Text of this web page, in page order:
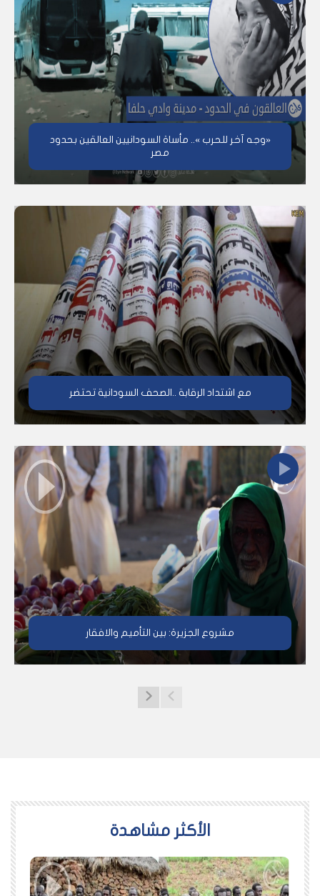
«وجه آخر للحرب ».. مأساة السودانيين العالقين بحدود
مصر
مع اشتداد الرقابة ..الصحف السودانية تحتضر
مشروع الجزيرة: بين التأميم والافقار
اﻷكثر مشاهدة